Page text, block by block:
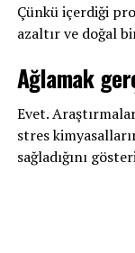
Çünkü içerdiği
azaltır ve doğal
Ağlamak
Evet.
stres
sağladığını